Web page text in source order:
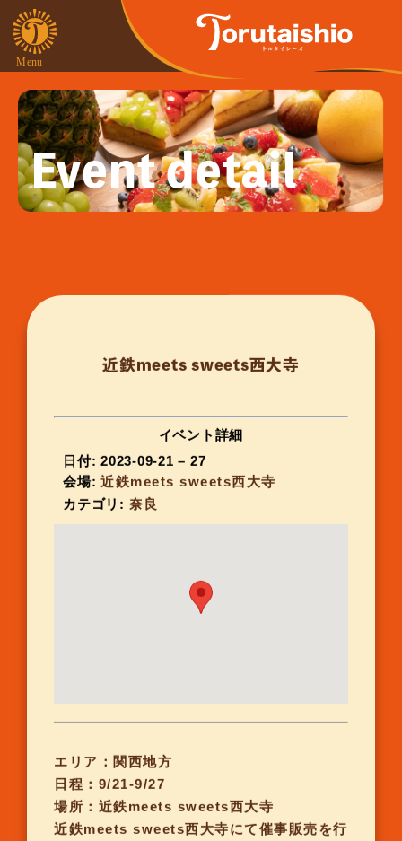
Event detail
近鉄meets sweets西大寺
イベント詳細
日付: 2023-09-21 – 27
会場: 近鉄meets sweets西大寺
カテゴリ: 奈良
エリア：関西地方
日程：9/21-9/27
場所：近鉄meets sweets西大寺
近鉄meets sweets西大寺にて催事販売を行